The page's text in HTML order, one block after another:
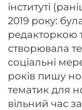
інституті
2019 року:
редакторкою
створювала
соціальні
років пишу
тематик для
вільний час